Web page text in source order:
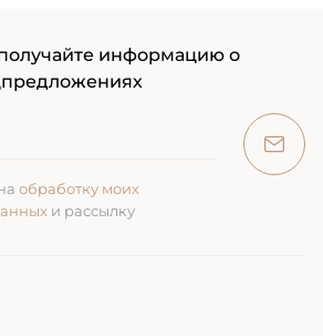
информацию о
обработку моих
и рассылку